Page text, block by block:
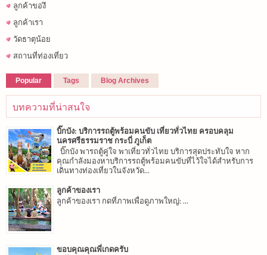
ลูกค้าของึ
ลูกค้าเรา
วัดธาตุน้อย
สถานที่ท่องเที่ยว
Popular Tags Blog Archives
บทความที่น่าสนใจ
บิ๊กบัง: บริการรถตู้พร้อมคนขับ เที่ยวทั่วไทย ครอบคลุม
นครศรีธรรมราช กระบี่ ภูเก็ต
บิ๊กบัง พารถตู้คู่ใจ พาเที่ยวทั่วไทย บริการสุดประทับใจ หาก
คุณกำลังมองหาบริการรถตู้พร้อมคนขับที่ไว้ใจได้สำหรับการ
เดินทางท่องเที่ยวในจังหวัด...
ลูกค้าของเรา
ลูกค้าของเรา กดที่ภาพเพื่อดูภาพใหญ่: ...
ขอบคุณคุณพี่เกดครับ